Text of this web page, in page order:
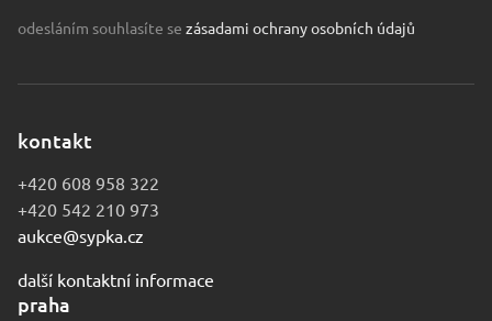
odesláním souhlasíte se zásadami ochrany osobních údajů
kontakt
+420 608 958 322
+420 542 210 973
aukce@sypka.cz
další kontaktní informace
praha